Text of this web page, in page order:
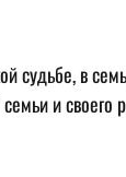
судьбе, в
и своего